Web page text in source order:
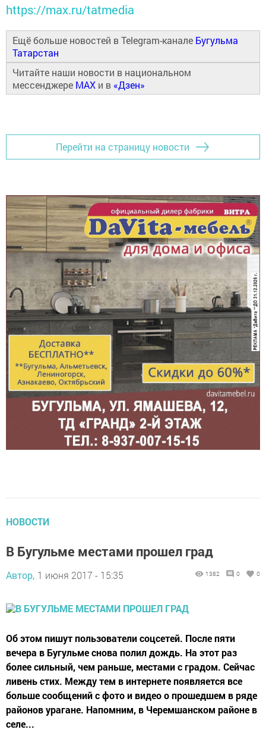
https://max.ru/tatmedia
Ещё больше новостей в Telegram-канале Бугульма
Татарстан
Читайте наши новости в национальном
мессенджере MAX и в «Дзен»
Перейти на страницу новости
НОВОСТИ
В Бугульме местами прошел град
Автор, 1 июня 2017 - 15:35 1382 0 0
Об этом пишут пользователи соцсетей. После пяти
вечера в Бугульме снова полил дождь. На этот раз
более сильный, чем раньше, местами с градом. Сейчас
ливень стих. Между тем в интернете появляется все
больше сообщений с фото и видео о прошедшем в ряде
районов урагане. Напомним, в Черемшанском районе в
селе...